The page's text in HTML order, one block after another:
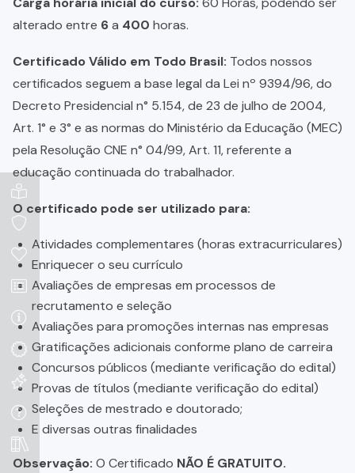
alterado entre 6a 400 horas.
Certificado Válido em Todo Brasil: Todos nossos
certificados seguem a base legal da Lei nº 9394/96, do
Decreto Presidencial n° 5.154, de 23 de julho de 2004,
Art. 1° e 3° e as normas do Ministério da Educação (MEC)
pela Resolução CNE n° 04/99, Art. 11, referente a
educação continuada do trabalhador.
O certificado pode ser utilizado para:
Atividades complementares (horas extracurriculares)
Enriquecer o seu currículo
Avaliações de empresas em processos de
recrutamento e seleção
Avaliações para promoções internas nas empresas
Gratificações adicionais conforme plano de carreira
Concursos públicos (mediante verificação do edital)
Provas de títulos (mediante verificação do edital)
Seleções de mestrado e doutorado;
E diversas outras finalidades
Observação: O Certificado NÃO É GRATUITO.